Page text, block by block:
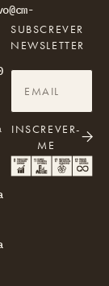
SUBSCREVER
NEWSLETTER
INSCREVER-
ME